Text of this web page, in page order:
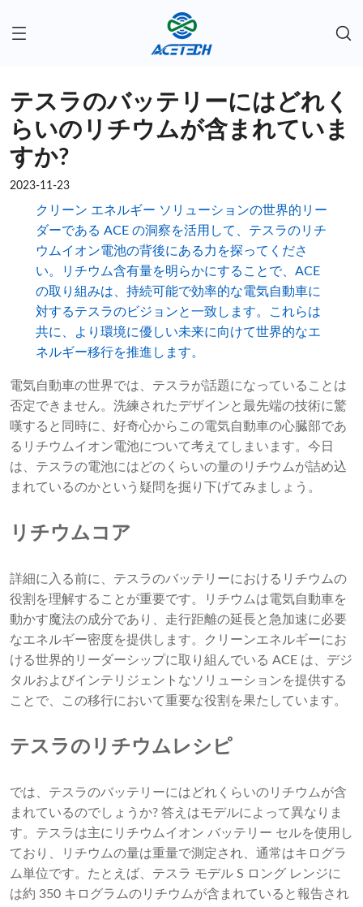
テスラのバッテリーにはどれく
らいのリチウムが含まれていま
すか?
2023-11-23
クリーン エネルギー ソリューションの世界的リー
ダーである ACE の洞察を活用して、テスラのリチ
ウムイオン電池の背後にある力を探ってくださ
い。リチウム含有量を明らかにすることで、ACE
の取り組みは、持続可能で効率的な電気自動車に
対するテスラのビジョンと一致します。これらは
共に、より環境に優しい未来に向けて世界的なエ
ネルギー移行を推進します。
電気自動車の世界では、テスラが話題になっていることは
否定できません。洗練されたデザインと最先端の技術に驚
嘆すると同時に、好奇心からこの電気自動車の心臓部であ
るリチウムイオン電池について考えてしまいます。今日
は、テスラの電池にはどのくらいの量のリチウムが詰め込
まれているのかという疑問を掘り下げてみましょう。
リチウムコア
詳細に入る前に、テスラのバッテリーにおけるリチウムの
役割を理解することが重要です。リチウムは電気自動車を
動かす魔法の成分であり、走行距離の延長と急加速に必要
なエネルギー密度を提供します。クリーンエネルギーにお
ける世界的リーダーシップに取り組んでいる ACE は、デジ
タルおよびインテリジェントなソリューションを提供する
ことで、この移行において重要な役割を果たしています。
テスラのリチウムレシピ
では、テスラのバッテリーにはどれくらいのリチウムが含
まれているのでしょうか? 答えはモデルによって異なりま
す。テスラは主にリチウムイオン バッテリー セルを使用し
ており、リチウムの量は重量で測定され、通常はキログラ
ム単位です。たとえば、テスラ モデル S ロング レンジに
は約 350 キログラムのリチウムが含まれていると報告され